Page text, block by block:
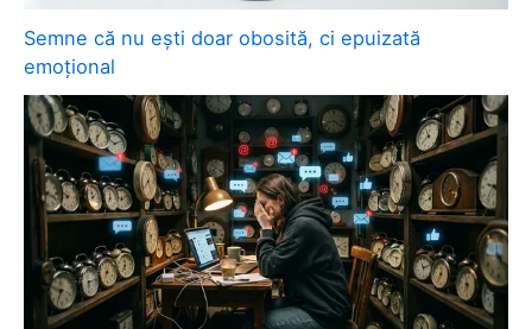
Semne că nu ești doar obosită, ci epuizată
emoțional